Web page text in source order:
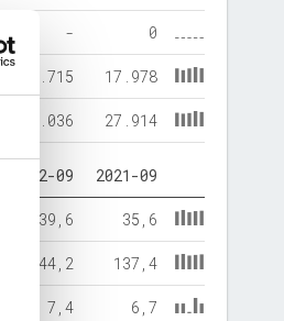
- 0
15.715 17.978
26.036 27.914
2022-09 2021-09
39,6 35,6
144,2 137,4
7,4 6,7